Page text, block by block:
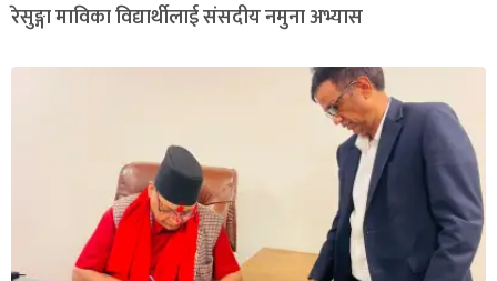
रेसुङ्गा माविका विद्यार्थीलाई संसदीय नमुना अभ्यास